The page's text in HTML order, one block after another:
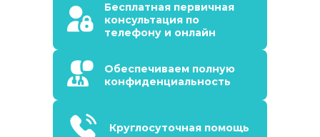
Бесплатная первичная
консультация по
телефону и онлайн
Обеспечиваем полную
конфиденциальность
Круглосуточная помощь